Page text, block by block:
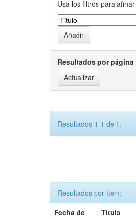
Usa los filtros para
Resultados por página
Resultados 1-1 de 1.
Resultados por ítem:
Fecha de
Título